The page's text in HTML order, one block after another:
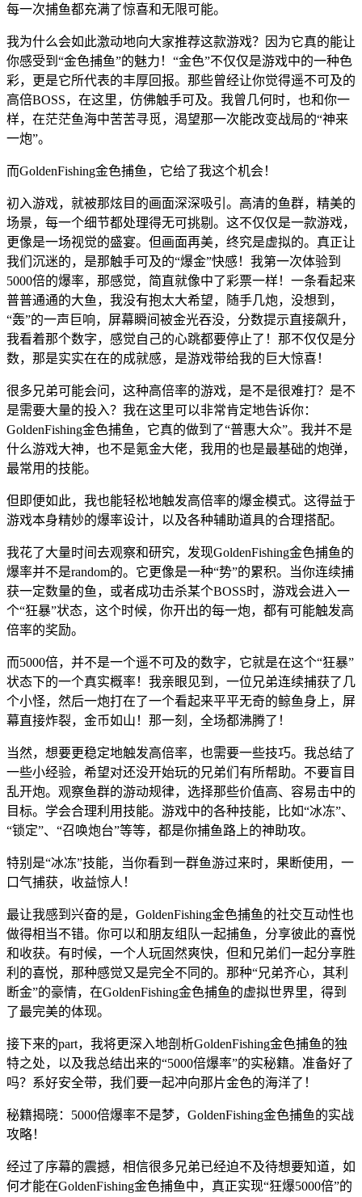
每一次捕鱼都充满了惊喜和无限可能。
我为什么会如此激动地向大家推荐这款游戏？因为它真的能让
你感受到“金色捕鱼”的魅力！“金色”不仅仅是游戏中的一种色
彩，更是它所代表的丰厚回报。那些曾经让你觉得遥不可及的
高倍BOSS，在这里，仿佛触手可及。我曾几何时，也和你一
样，在茫茫鱼海中苦苦寻觅，渴望那一次能改变战局的“神来
一炮”。
而GoldenFishing金色捕鱼，它给了我这个机会！
初入游戏，就被那炫目的画面深深吸引。高清的鱼群，精美的
场景，每一个细节都处理得无可挑剔。这不仅仅是一款游戏，
更像是一场视觉的盛宴。但画面再美，终究是虚拟的。真正让
我们沉迷的，是那触手可及的“爆金”快感！我第一次体验到
5000倍的爆率，那感觉，简直就像中了彩票一样！一条看起来
普普通通的大鱼，我没有抱太大希望，随手几炮，没想到，
“轰”的一声巨响，屏幕瞬间被金光吞没，分数提示直接飙升，
我看着那个数字，感觉自己的心跳都要停止了！那不仅仅是分
数，那是实实在在的成就感，是游戏带给我的巨大惊喜！
很多兄弟可能会问，这种高倍率的游戏，是不是很难打？是不
是需要大量的投入？我在这里可以非常肯定地告诉你：
GoldenFishing金色捕鱼，它真的做到了“普惠大众”。我并不是
什么游戏大神，也不是氪金大佬，我用的也是最基础的炮弹，
最常用的技能。
但即便如此，我也能轻松地触发高倍率的爆金模式。这得益于
游戏本身精妙的爆率设计，以及各种辅助道具的合理搭配。
我花了大量时间去观察和研究，发现GoldenFishing金色捕鱼的
爆率并不是random的。它更像是一种“势”的累积。当你连续捕
获一定数量的鱼，或者成功击杀某个BOSS时，游戏会进入一
个“狂暴”状态，这个时候，你开出的每一炮，都有可能触发高
倍率的奖励。
而5000倍，并不是一个遥不可及的数字，它就是在这个“狂暴”
状态下的一个真实概率！我亲眼见到，一位兄弟连续捕获了几
个小怪，然后一炮打在了一个看起来平平无奇的鲸鱼身上，屏
幕直接炸裂，金币如山！那一刻，全场都沸腾了！
当然，想要更稳定地触发高倍率，也需要一些技巧。我总结了
一些小经验，希望对还没开始玩的兄弟们有所帮助。不要盲目
乱开炮。观察鱼群的游动规律，选择那些价值高、容易击中的
目标。学会合理利用技能。游戏中的各种技能，比如“冰冻”、
“锁定”、“召唤炮台”等等，都是你捕鱼路上的神助攻。
特别是“冰冻”技能，当你看到一群鱼游过来时，果断使用，一
口气捕获，收益惊人！
最让我感到兴奋的是，GoldenFishing金色捕鱼的社交互动性也
做得相当不错。你可以和朋友组队一起捕鱼，分享彼此的喜悦
和收获。有时候，一个人玩固然爽快，但和兄弟们一起分享胜
利的喜悦，那种感觉又是完全不同的。那种“兄弟齐心，其利
断金”的豪情，在GoldenFishing金色捕鱼的虚拟世界里，得到
了最完美的体现。
接下来的part，我将更深入地剖析GoldenFishing金色捕鱼的独
特之处，以及我总结出来的“5000倍爆率”的实秘籍。准备好了
吗？系好安全带，我们要一起冲向那片金色的海洋了！
秘籍揭晓：5000倍爆率不是梦，GoldenFishing金色捕鱼的实战
攻略！
经过了序幕的震撼，相信很多兄弟已经迫不及待想要知道，如
何才能在GoldenFishing金色捕鱼中，真正实现“狂爆5000倍”的